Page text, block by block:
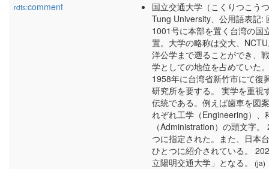
rdfs:comment
国立交通大学（こくりつこう
Tung University、公用語表記:
1001号に本部を置く台湾の国
置。大学の略称は交大、
洋公学まで遡ることができ、
学としての地位を占めていた
1958年に台湾省新竹市にて復
研究所を要する。 実学を重視
伝統である。例えば歯車を図
れぞれ工学（Engineering）、
（Administration）の頭文字
つに指定された。また、日本
ひとつに紹介されている。
立陽明交通大学」となる。
(ja)